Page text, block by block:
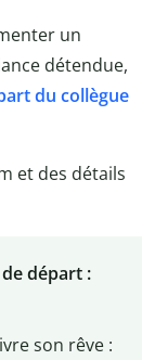
un
détendue,
du collègue
et des détails
départ :
son rêve :